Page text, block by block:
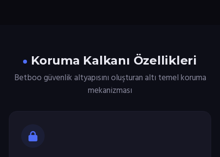
Koruma Kalkanı Özellikleri
Betboo güvenlik altyapısını oluşturan altı temel koruma
mekanizması